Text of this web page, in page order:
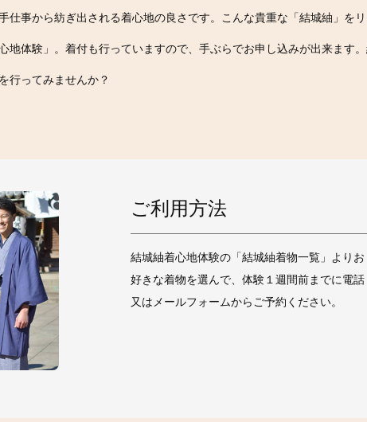
仕事から紡ぎ出される着心地の良さです。こんな貴重な「結城紬」を
地体験」。着付も行っていますので、手ぶらでお申し込みが出来ます
行ってみませんか？
ご利用方法
結城紬着心地体験の「結城紬着物一覧」よりお
好きな着物を選んで、体験１週間前までに電話
又はメールフォームからご予約ください。